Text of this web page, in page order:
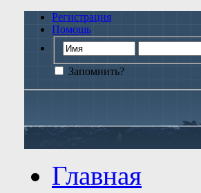
Регистрация
Помощь
Запомнить?
Главная